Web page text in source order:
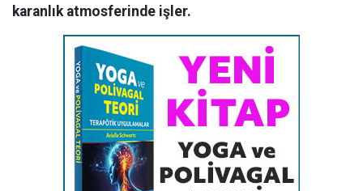
karanlık atmosferinde işler.